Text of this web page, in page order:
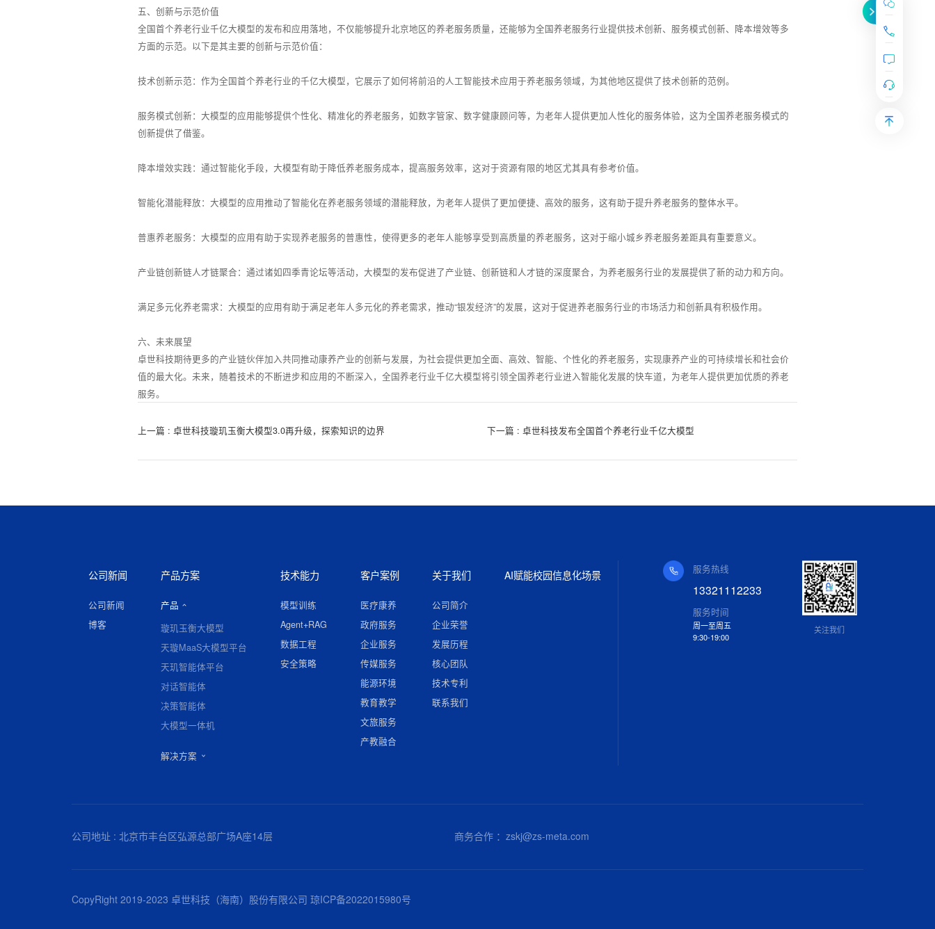
五、创新与示范价值
全国首个养老行业千亿大模型的发布和应用落地，不仅能够提升北京地区的养老服务质量，还能够为全国养老服务行业提供技术创新、服务模式创新、降本增效等多
方面的示范。以下是其主要的创新与示范价值：
技术创新示范：作为全国首个养老行业的千亿大模型，它展示了如何将前沿的人工智能技术应用于养老服务领域，为其他地区提供了技术创新的范例。
服务模式创新：大模型的应用能够提供个性化、精准化的养老服务，如数字管家、数字健康顾问等，为老年人提供更加人性化的服务体验，这为全国养老服务模式的
创新提供了借鉴。
降本增效实践：通过智能化手段，大模型有助于降低养老服务成本，提高服务效率，这对于资源有限的地区尤其具有参考价值。
智能化潜能释放：大模型的应用推动了智能化在养老服务领域的潜能释放，为老年人提供了更加便捷、高效的服务，这有助于提升养老服务的整体水平。
普惠养老服务：大模型的应用有助于实现养老服务的普惠性，使得更多的老年人能够享受到高质量的养老服务，这对于缩小城乡养老服务差距具有重要意义。
产业链创新链人才链聚合：通过诸如四季青论坛等活动，大模型的发布促进了产业链、创新链和人才链的深度聚合，为养老服务行业的发展提供了新的动力和方向。
满足多元化养老需求：大模型的应用有助于满足老年人多元化的养老需求，推动“银发经济”的发展，这对于促进养老服务行业的市场活力和创新具有积极作用。
六、未来展望
卓世科技期待更多的产业链伙伴加入共同推动康养产业的创新与发展，为社会提供更加全面、高效、智能、个性化的养老服务，实现康养产业的可持续增长和社会价
值的最大化。未来，随着技术的不断进步和应用的不断深入，全国养老行业千亿大模型将引领全国养老行业进入智能化发展的快车道，为老年人提供更加优质的养老
服务。
上一篇 : 卓世科技璇玑玉衡大模型3.0再升级，探索知识的边界 下一篇 : 卓世科技发布全国首个养老行业千亿大模型
公司新闻
公司新闻
博客
产品方案
产品
璇玑玉衡大模型
天璇MaaS大模型平台
天玑智能体平台
对话智能体
决策智能体
大模型一体机
解决方案
技术能力
模型训练
Agent+RAG
数据工程
安全策略
客户案例
医疗康养
政府服务
企业服务
传媒服务
能源环境
教育教学
文旅服务
产教融合
关于我们
公司简介
企业荣誉
发展历程
核心团队
技术专利
联系我们
AI赋能校园信息化场景 服务热线
13321112233
服务时间
周一至周五
9:30-19:00
关注我们
公司地址 : 北京市丰台区弘源总部广场A座14层 商务合作 ：zskj@zs-meta.com
CopyRight 2019-2023 卓世科技（海南）股份有限公司 琼ICP备2022015980号